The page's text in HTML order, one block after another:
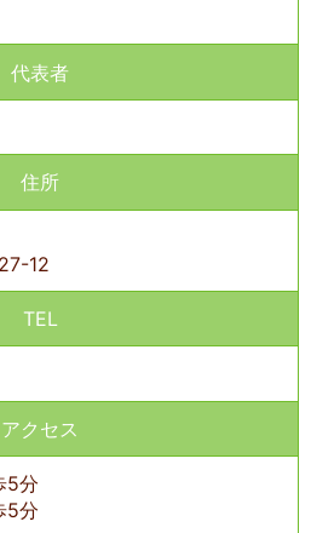
代表者
住所
12
TEL
アクセス
5分
5分